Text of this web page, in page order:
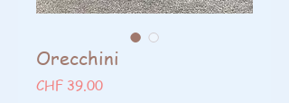
Orecchini
CHF 39.00Prezzo